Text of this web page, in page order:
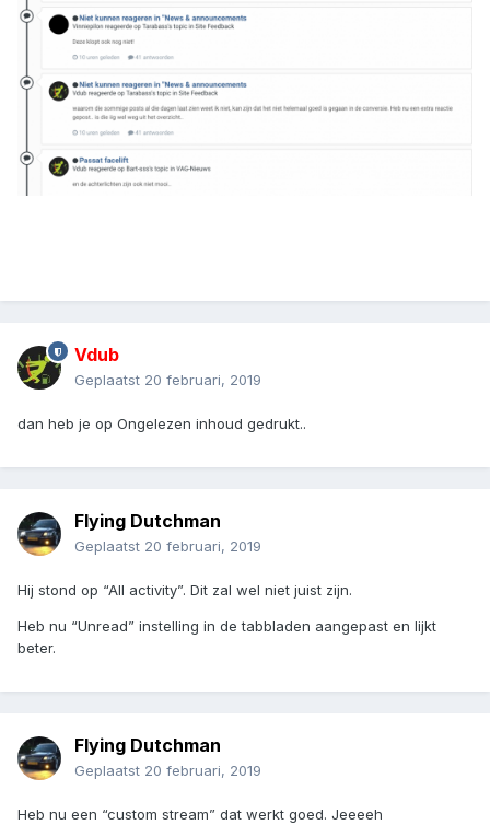
Vdub
Geplaatst 20 februari, 2019
dan heb je op Ongelezen inhoud gedrukt..
Flying Dutchman
Geplaatst 20 februari, 2019
Hij stond op “All activity”. Dit zal wel niet juist zijn.
Heb nu “Unread” instelling in de tabbladen aangepast en lijkt
beter.
Flying Dutchman
Geplaatst 20 februari, 2019
Heb nu een “custom stream” dat werkt goed. Jeeeeh